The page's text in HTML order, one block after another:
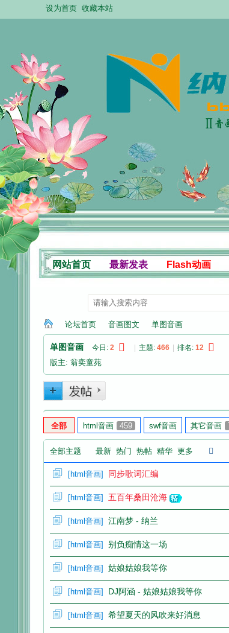
设为首页 收藏本站
网站首页 最新发表 Flash动画
纳 »
论坛首页
›
音画图文
›
单图音画
单图音画 今日: 2 主题: 466 排名: 12
版主: 翁奕童苑
全部 html音画 459 swf音画 其它音画
全部主题 最新 热门 热帖 精华 更多
[html音画] 同步歌词汇编
[html音画] 五百年桑田沧海
[html音画] 江南梦 - 纳兰
[html音画] 别负痴情这一场
[html音画] 姑娘姑娘我等你
[html音画] DJ阿涵 - 姑娘姑娘我等你
[html音画] 希望夏天的风吹来好消息